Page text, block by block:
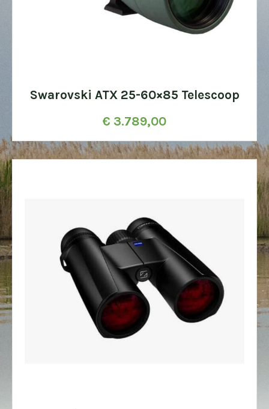
Swarovski ATX 25-60×85 Telescoop
€ 3.789,00